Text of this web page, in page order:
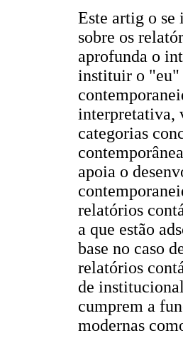
Este artig o se
sobre os
aprofunda o
instituir o "eu"
interpretativa,
categorias
apoia o
relatórios
a que estão
base no caso
relatórios
de
cumprem a
modernas